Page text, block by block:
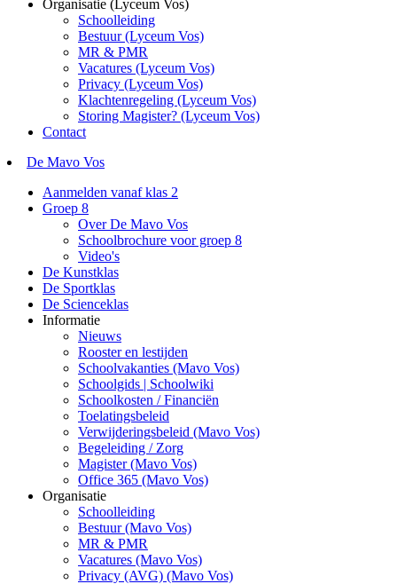
Organisatie (Lyceum Vos)
Schoolleiding
Bestuur (Lyceum Vos)
MR & PMR
Vacatures (Lyceum Vos)
Privacy (Lyceum Vos)
Klachtenregeling (Lyceum Vos)
Storing Magister? (Lyceum Vos)
Contact
De Mavo Vos
Aanmelden vanaf klas 2
Groep 8
Over De Mavo Vos
Schoolbrochure voor groep 8
Video's
De Kunstklas
De Sportklas
De Scienceklas
Informatie
Nieuws
Rooster en lestijden
Schoolvakanties (Mavo Vos)
Schoolgids | Schoolwiki
Schoolkosten / Financiën
Toelatingsbeleid
Verwijderingsbeleid (Mavo Vos)
Begeleiding / Zorg
Magister (Mavo Vos)
Office 365 (Mavo Vos)
Organisatie
Schoolleiding
Bestuur (Mavo Vos)
MR & PMR
Vacatures (Mavo Vos)
Privacy (AVG) (Mavo Vos)